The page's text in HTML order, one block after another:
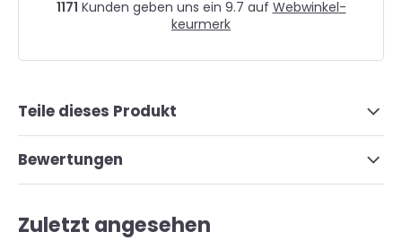
1171 Kunden geben uns ein 9.7 auf Webwinkel-
keurmerk
Teile dieses Produkt
Bewertungen
Zuletzt angesehen